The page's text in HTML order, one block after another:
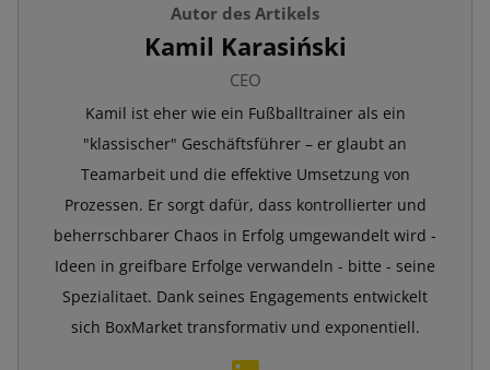
Autor des Artikels
Kamil Karasiński
CEO
Kamil ist eher wie ein Fußballtrainer als ein
"klassischer" Geschäftsführer – er glaubt an
Teamarbeit und die effektive Umsetzung von
Prozessen. Er sorgt dafür, dass kontrollierter und
beherrschbarer Chaos in Erfolg umgewandelt wird -
Ideen in greifbare Erfolge verwandeln - bitte - seine
Spezialitaet. Dank seines Engagements entwickelt
sich BoxMarket transformativ und exponentiell.